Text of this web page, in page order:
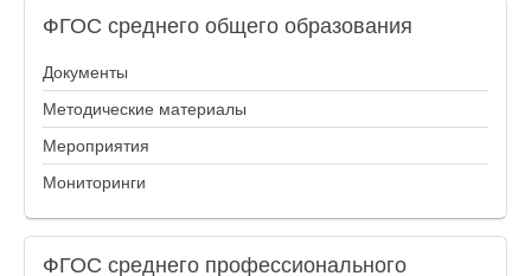
ФГОС среднего общего образования
Документы
Методические материалы
Мероприятия
Мониторинги
ФГОС среднего профессионального